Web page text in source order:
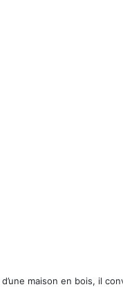
maison en bois, il